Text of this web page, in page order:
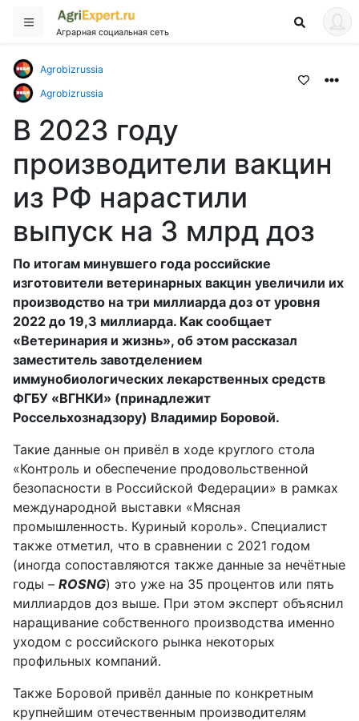
Аграрная социальная сеть
Agrobizrussia
Agrobizrussia
В 2023 году
производители вакцин
из РФ нарастили
выпуск на 3 млрд доз
По итогам минувшего года российские
изготовители ветеринарных вакцин увеличили их
производство на три миллиарда доз от уровня
2022 до 19,3 миллиарда. Как сообщает
«Ветеринария и жизнь», об этом рассказал
заместитель завотделением
иммунобиологических лекарственных средств
ФГБУ «ВГНКИ» (принадлежит
Россельхознадзору) Владимир Боровой.
Такие данные он привёл в ходе круглого стола
«Контроль и обеспечение продовольственной
безопасности в Российской Федерации» в рамках
международной выставки «Мясная
промышленность. Куриный король». Специалист
также отметил, что в сравнении с 2021 годом
(иногда сопоставляются также данные за нечётные
годы – ROSNG) это уже на 35 процентов или пять
миллиардов доз выше. При этом эксперт объяснил
наращивание собственного производства именно
уходом с российского рынка некоторых
профильных компаний.
Также Боровой привёл данные по конкретным
крупнейшим отечественным производителям